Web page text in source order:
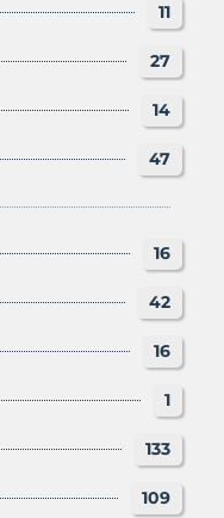
11
27
14
47
16
42
16
1
133
109